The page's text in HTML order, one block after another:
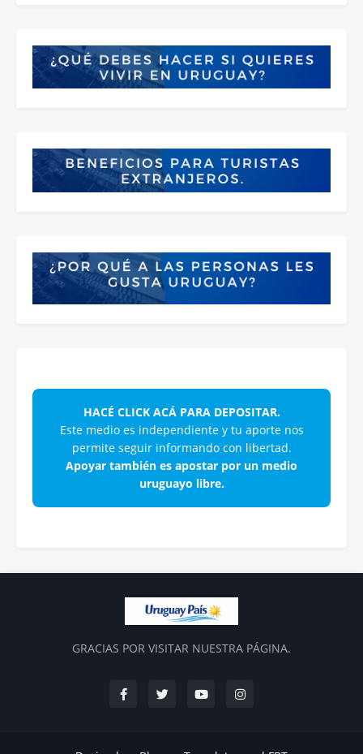
HACÉ CLICK ACÁ PARA DEPOSITAR.
Este medio es independiente y tu aporte nos
permite seguir informando con libertad.
Apoyar también es apostar por un medio
uruguayo libre.
GRACIAS POR VISITAR NUESTRA PÁGINA.